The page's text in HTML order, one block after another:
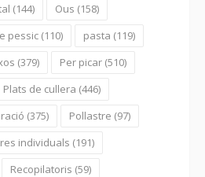
(144) Ous (158)
pessic (110) pasta (119)
(379) Per picar (510)
Plats de cullera (446)
(375) Pollastre (97)
individuals (191)
Recopilatoris (59)